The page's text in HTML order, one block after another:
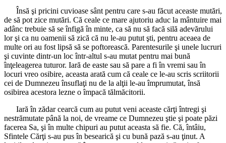
Însă şi pricini cuvioase sânt pentru care s-au făcut aceaste mutări,
de să pot zice mutări. Că ceale ce mare ajutoriu aduc la mântuire mai
adânc trebuie să se înfigă în minte, ca să nu să facă silă adevărului
lor şi ca nu oamenii să zică că nu le-au putut şti, pentru aceaea de
multe ori au fost lipsă să se poftorească. Parentesurile şi unele lucruri
şi cuvinte dintr-un loc într-altul s-au mutat pentru mai bună
înţeleagerea tuturor. Iară de easte sau să pare a fi în vremi sau în
locuri vreo osibire, aceasta arată cum că ceale ce le-au scris scriitorii
cei de Dumnezeu însuflaţi nu de la alţii le-au împrumutat, însă
osibirea acestora lezne o împacă tălmăcitorii.
Iară în zădar cearcă cum au putut veni aceaste cărţi întregi şi
nestrămutate până la noi, de vreame ce Dumnezeu ştie şi poate păzi
facerea Sa, şi în multe chipuri au putut aceasta să fie. Că, întâiu,
Sfintele Cărţi s-au pus în besearică şi cu bună pază s-au ţinut. A